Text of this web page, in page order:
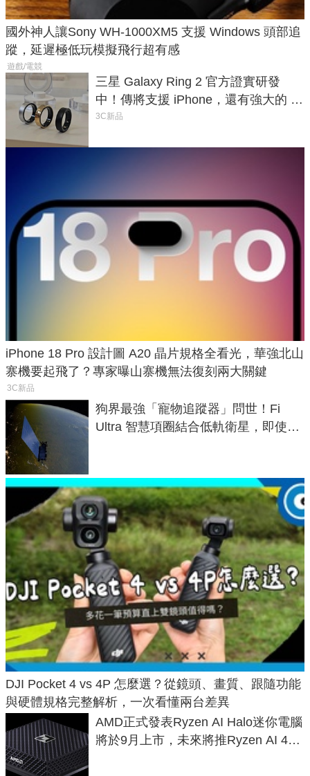
國外神人讓Sony WH-1000XM5 支援 Windows 頭部追
蹤，延遲極低玩模擬飛行超有感
遊戲/電競
三星 Galaxy Ring 2 官方證實研發
中！傳將支援 iPhone，還有強大的 AI
與智慧家電連動功能
3C新品
iPhone 18 Pro 設計圖 A20 晶片規格全看光，華強北山
寨機要起飛了？專家曝山寨機無法復刻兩大關鍵
3C新品
狗界最強「寵物追蹤器」問世！Fi
Ultra 智慧項圈結合低軌衛星，即使在
DJI Pocket 4 vs 4P 怎麼選？從鏡頭、畫質、跟隨功能
與硬體規格完整解析，一次看懂兩台差異
AMD正式發表Ryzen AI Halo迷你電腦
將於9月上市，未來將推Ryzen AI 400